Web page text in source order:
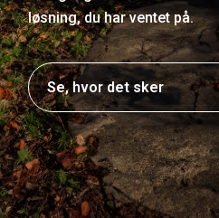
løsning, du har ventet på.
Se, hvor det sker